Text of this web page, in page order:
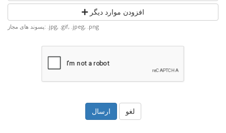
افزودن موارد دیگر
پسوند های مجاز: .jpg, .gif, .jpeg, .png
لغو